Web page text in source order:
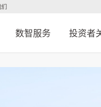
们
数智服务 投资者